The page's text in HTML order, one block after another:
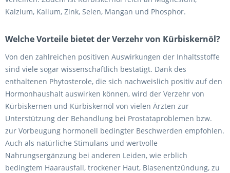
Kalzium, Kalium, Zink, Selen, Mangan und Phosphor.
Welche Vorteile bietet der Verzehr von Kürbiskernöl?
Von den zahlreichen positiven Auswirkungen der Inhaltsstoffe
sind viele sogar wissenschaftlich bestätigt. Dank des
enthaltenen Phytosterole, die sich nachweislich positiv auf den
Hormonhaushalt auswirken können, wird der Verzehr von
Kürbiskernen und Kürbiskernöl von vielen Ärzten zur
Unterstützung der Behandlung bei Prostataproblemen bzw.
zur Vorbeugung hormonell bedingter Beschwerden empfohlen.
Auch als natürliche Stimulans und wertvolle
Nahrungsergänzung bei anderen Leiden, wie erblich
bedingtem Haarausfall, trockener Haut, Blasenentzündung, zu